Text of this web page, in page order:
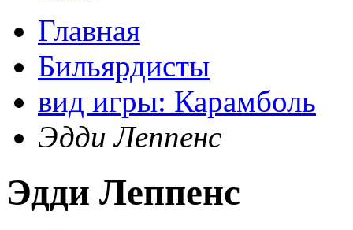
Главная
Бильярдисты
вид игры: Карамболь
Эдди Леппенс
Эдди Леппенс